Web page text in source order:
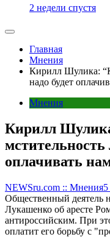
2 недели спустя
Главная
Мнения
Кирилл Шулика:
надо будет
Мнения
Кирилл
оплачивать
NEWSru.com :: Мнения
Общественный деятель
Лукашенко об аресте
антироссийским. При
оплатит его борьбу с